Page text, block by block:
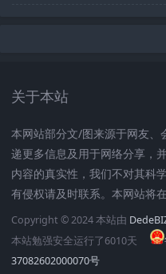
关于本站
本网站部分文/图来源于网友、
递更多信息及用于网络分享，
内容的真实性，我们不对其科
有侵权请及时联系。本网站将
Copyright © 2024 本站由
本站勉强安全运行了6010天
37082602000070号